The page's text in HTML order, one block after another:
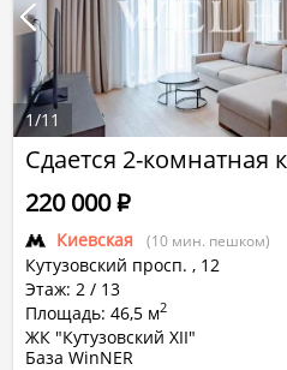
Сдается 2-комнатная
Киевская (10 мин. пешком)
Кутузовский просп. , 12
Этаж: 2 / 13
Площадь: 46,5 м2
ЖК "Кутузовский XII"
220 000Р
База WinNER
1/11